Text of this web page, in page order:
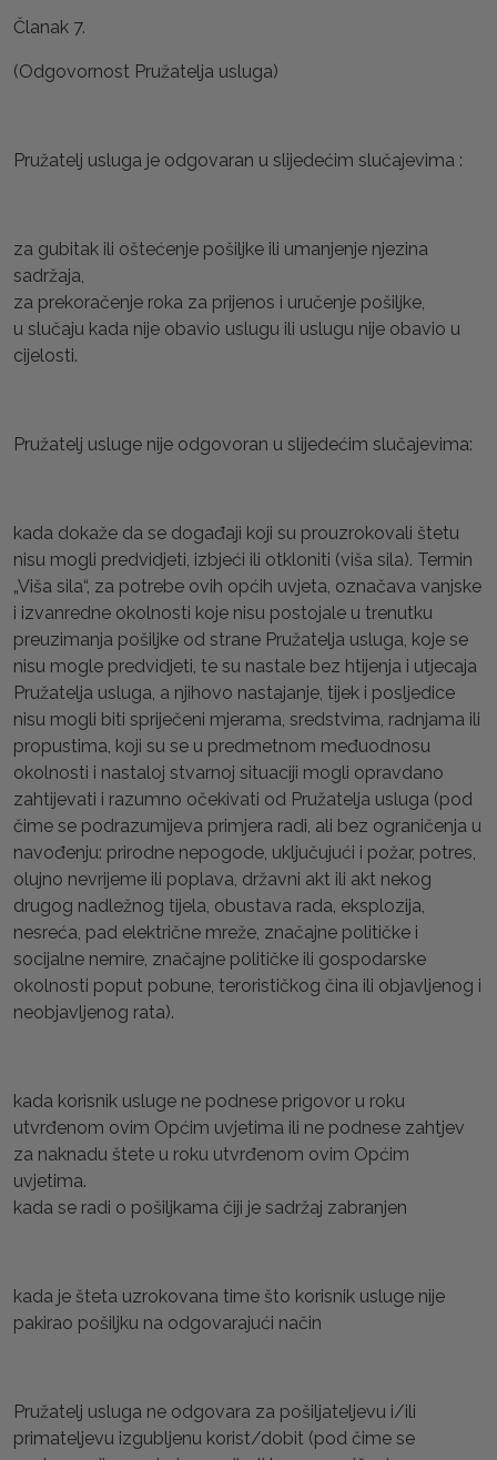
Članak 7.
(Odgovornost Pružatelja usluga)
Pružatelj usluga je odgovaran u slijedećim slučajevima :
za gubitak ili oštećenje pošiljke ili umanjenje njezina
sadržaja,
za prekoračenje roka za prijenos i uručenje pošiljke,
u slučaju kada nije obavio uslugu ili uslugu nije obavio u
cijelosti.
Pružatelj usluge nije odgovoran u slijedećim slučajevima:
kada dokaže da se događaji koji su prouzrokovali štetu
nisu mogli predvidjeti, izbjeći ili otkloniti (viša sila). Termin
„Viša sila“, za potrebe ovih općih uvjeta, označava vanjske
i izvanredne okolnosti koje nisu postojale u trenutku
preuzimanja pošiljke od strane Pružatelja usluga, koje se
nisu mogle predvidjeti, te su nastale bez htijenja i utjecaja
Pružatelja usluga, a njihovo nastajanje, tijek i posljedice
nisu mogli biti spriječeni mjerama, sredstvima, radnjama ili
propustima, koji su se u predmetnom međuodnosu
okolnosti i nastaloj stvarnoj situaciji mogli opravdano
zahtijevati i razumno očekivati od Pružatelja usluga (pod
čime se podrazumijeva primjera radi, ali bez ograničenja u
navođenju: prirodne nepogode, uključujući i požar, potres,
olujno nevrijeme ili poplava, državni akt ili akt nekog
drugog nadležnog tijela, obustava rada, eksplozija,
nesreća, pad električne mreže, značajne političke i
socijalne nemire, značajne političke ili gospodarske
okolnosti poput pobune, terorističkog čina ili objavljenog i
neobjavljenog rata).
kada korisnik usluge ne podnese prigovor u roku
utvrđenom ovim Općim uvjetima ili ne podnese zahtjev
za naknadu štete u roku utvrđenom ovim Općim
uvjetima.
kada se radi o pošiljkama čiji je sadržaj zabranjen
kada je šteta uzrokovana time što korisnik usluge nije
pakirao pošiljku na odgovarajući način
Pružatelj usluga ne odgovara za pošiljateljevu i/ili
primateljevu izgubljenu korist/dobit (pod čime se